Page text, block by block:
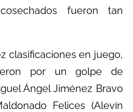
fueron tan
clasificaciones en juego,
por un golpe de
Ángel Jiménez Bravo
Felices (Alevín